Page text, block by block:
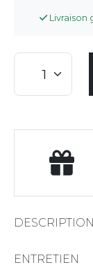
Livraison
DESCRIPTION
ENTRETIEN